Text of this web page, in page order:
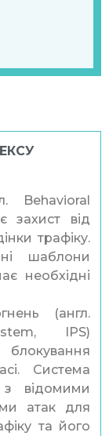
Behavioral
захист від
трафіку.
шаблони
необхідні
(англ.
IPS)
Система
відомими
атак для
та його